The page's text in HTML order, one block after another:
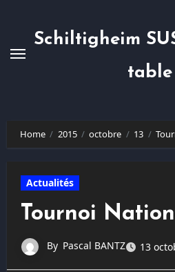
Schiltigheim
table
Home 2015 octobre 13
Actualités
Tournoi
By Pascal BANTZ 13